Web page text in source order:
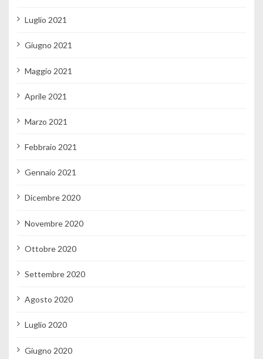
Luglio 2021
Giugno 2021
Maggio 2021
Aprile 2021
Marzo 2021
Febbraio 2021
Gennaio 2021
Dicembre 2020
Novembre 2020
Ottobre 2020
Settembre 2020
Agosto 2020
Luglio 2020
Giugno 2020